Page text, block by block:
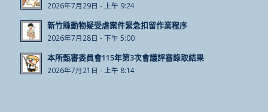
2026年7月29日 - 上午 9:24
新竹縣動物疑受虐案件緊急扣留作業程序
2026年7月28日 - 下午 5:00
本所甄審委員會115年第3次會議評審錄取結果
2026年7月21日 - 上午 8:14